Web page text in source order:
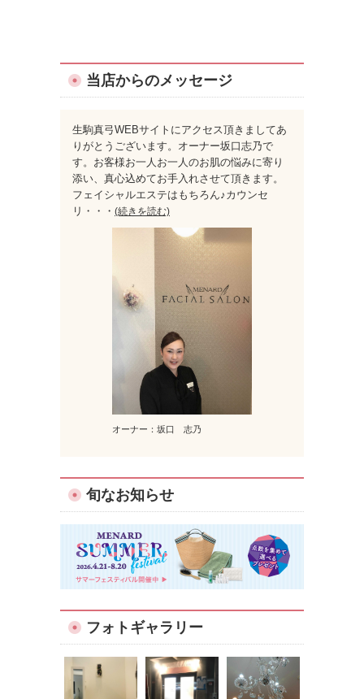
当店からのメッセージ
オーナー：坂口 志乃
生駒真弓WEBサイトにアクセス頂きましてあ
りがとうございます。オーナー坂口志乃で
す。お客様お一人お一人のお肌の悩みに寄り
添い、真心込めてお手入れさせて頂きます。
フェイシャルエステはもちろん♪カウンセ
リ ・・・ (続きを読む)
旬なお知らせ
フォトギャラリー